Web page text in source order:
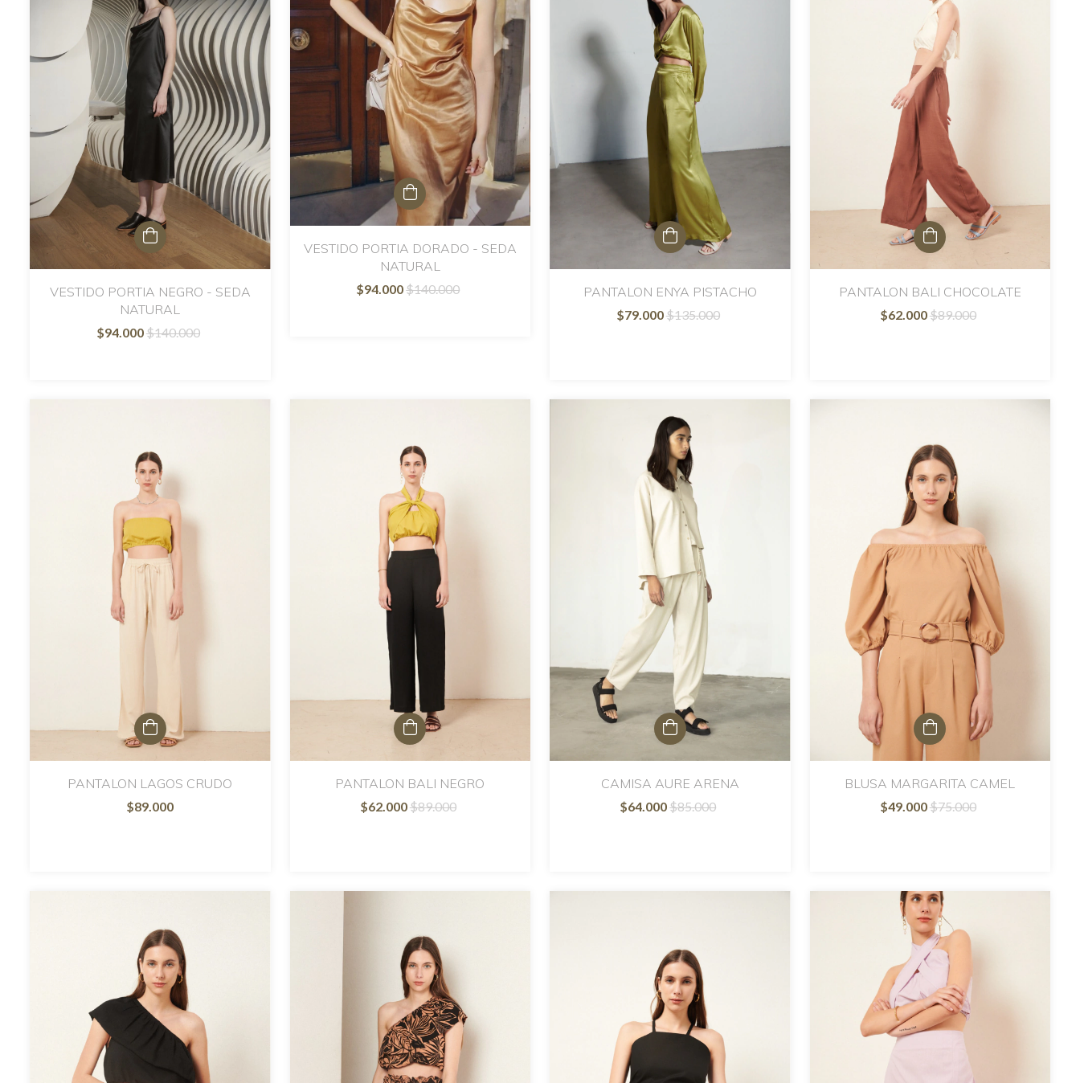
VESTIDO PORTIA NEGRO - SEDA
NATURAL
$94.000$140.000
VESTIDO PORTIA DORADO - SEDA
NATURAL
$94.000$140.000 PANTALON ENYA PISTACHO
$79.000$135.000
PANTALON BALI CHOCOLATE
$62.000$89.000
PANTALON LAGOS CRUDO
$89.000
PANTALON BALI NEGRO
$62.000$89.000
CAMISA AURE ARENA
$64.000$85.000
BLUSA MARGARITA CAMEL
$49.000$75.000